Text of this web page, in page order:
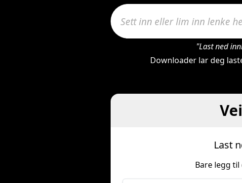
"Last ned
Downloader lar deg
Last
Bare legg